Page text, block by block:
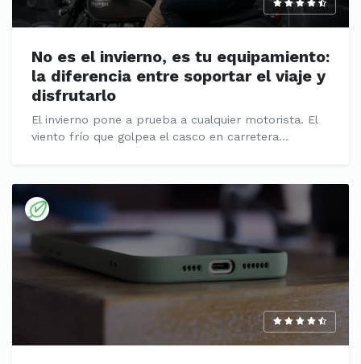
No es el invierno, es tu equipamiento:
la diferencia entre soportar el viaje y
disfrutarlo
El invierno pone a prueba a cualquier motorista. El
viento frío que golpea el casco en carretera...